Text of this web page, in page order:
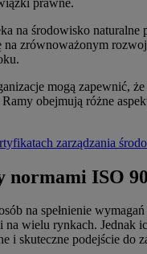
na środowisko
na zrównoważonym
mogą zapewnić,
obejmują różne
zarządzania
normami ISO
na spełnienie
na wielu rynkach. Jednak
i skuteczne podejście do